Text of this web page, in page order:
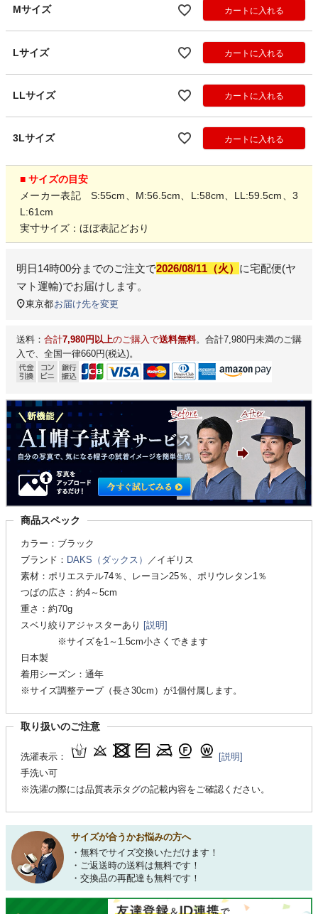
Mサイズ カートに入れる
Lサイズ カートに入れる
LLサイズ カートに入れる
3Lサイズ カートに入れる
■ サイズの目安
メーカー表記 S:55cm、M:56.5cm、L:58cm、LL:59.5cm、3
L:61cm
実寸サイズ：ほぼ表記どおり
明日14時00分 までのご注文で2026/08/11（火） に宅配便(ヤ
マト運輸)でお届けします。
東京都お届け先を変更
送料： 合計7,980円以上のご購入で送料無料。合計7,980円未満のご購
入で、全国一律660円(税込)。
商品スペック
カラー：ブラック
ブランド： DAKS（ダックス）
／イギリス
素材：ポリエステル74％、レーヨン25％、ポリウレタン1％
つばの広さ：約4～5cm
重さ：約70g
スベリ絞りアジャスターあり [説明]
※サイズを1～1.5cm小さくできます
日本製
着用シーズン：通年
※サイズ調整テープ（長さ30cm）が1個付属します。
取り扱いのご注意
洗濯表示：
[説明]
手洗い可
※洗濯の際には品質表示タグの記載内容をご確認ください。
サイズが合うかお悩みの方へ
・無料でサイズ交換いただけます！
・ご返送時の送料は無料です！
・交換品の再配達も無料です！